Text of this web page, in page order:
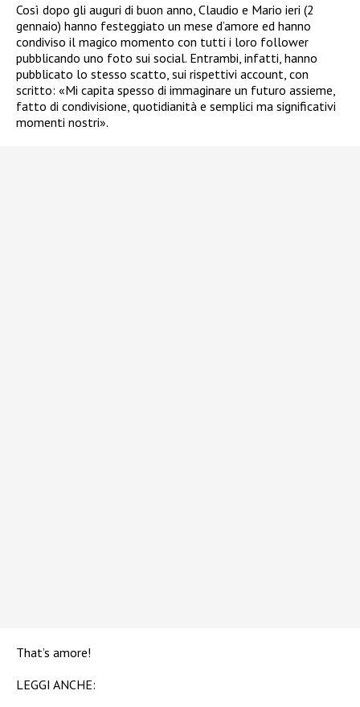
Così dopo gli auguri di buon anno, Claudio e Mario ieri (2
gennaio) hanno festeggiato un mese d’amore ed hanno
condiviso il magico momento con tutti i loro follower
pubblicando uno foto sui social. Entrambi, infatti, hanno
pubblicato lo stesso scatto, sui rispettivi account, con
scritto: «Mi capita spesso di immaginare un futuro assieme,
fatto di condivisione, quotidianità e semplici ma significativi
momenti nostri».
That’s amore!
LEGGI ANCHE: